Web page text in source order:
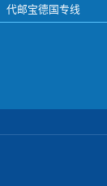
代邮宝德国专线